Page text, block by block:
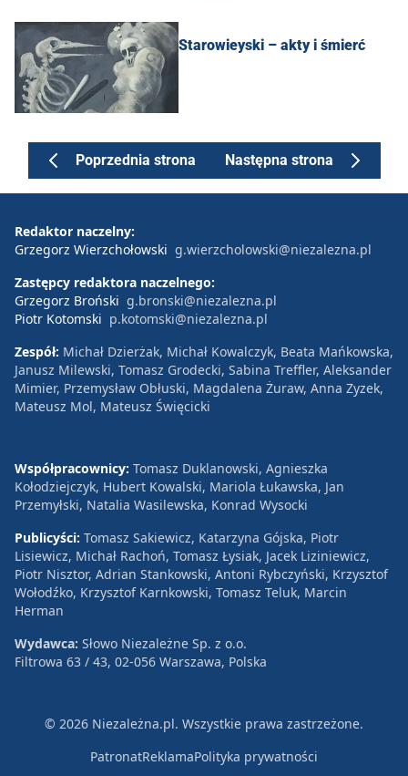
Starowieyski – akty i śmierć
Poprzednia strona Następna strona
Redaktor naczelny:
Grzegorz Wierzchołowski g.wierzcholowski@niezalezna.pl
Zastępcy redaktora naczelnego:
Grzegorz Broński g.bronski@niezalezna.pl
Piotr Kotomski p.kotomski@niezalezna.pl
Zespół: Michał Dzierżak, Michał Kowalczyk, Beata Mańkowska,
Janusz Milewski, Tomasz Grodecki, Sabina Treffler, Aleksander
Mimier, Przemysław Obłuski, Magdalena Żuraw, Anna Zyzek,
Mateusz Mol, Mateusz Święcicki
Współpracownicy: Tomasz Duklanowski, Agnieszka
Kołodziejczyk, Hubert Kowalski, Mariola Łukawska, Jan
Przemyłski, Natalia Wasilewska, Konrad Wysocki
Publicyści: Tomasz Sakiewicz, Katarzyna Gójska, Piotr
Lisiewicz, Michał Rachoń, Tomasz Łysiak, Jacek Liziniewicz,
Piotr Nisztor, Adrian Stankowski, Antoni Rybczyński, Krzysztof
Wołodźko, Krzysztof Karnkowski, Tomasz Teluk, Marcin
Herman
Wydawca: Słowo Niezależne Sp. z o.o.
Filtrowa 63 / 43, 02-056 Warszawa, Polska
© 2026 Niezależna.pl. Wszystkie prawa zastrzeżone.
PatronatReklamaPolityka prywatności